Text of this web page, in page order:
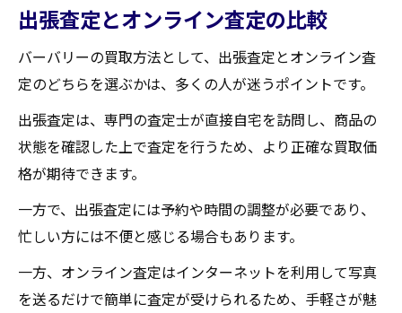
出張査定とオンライン査定の比較
バーバリーの買取方法として、出張査定とオンライン査
定のどちらを選ぶかは、多くの人が迷うポイントです。
出張査定は、専門の査定士が直接自宅を訪問し、商品の
状態を確認した上で査定を行うため、より正確な買取価
格が期待できます。
一方で、出張査定には予約や時間の調整が必要であり、
忙しい方には不便と感じる場合もあります。
一方、オンライン査定はインターネットを利用して写真
を送るだけで簡単に査定が受けられるため、手軽さが魅